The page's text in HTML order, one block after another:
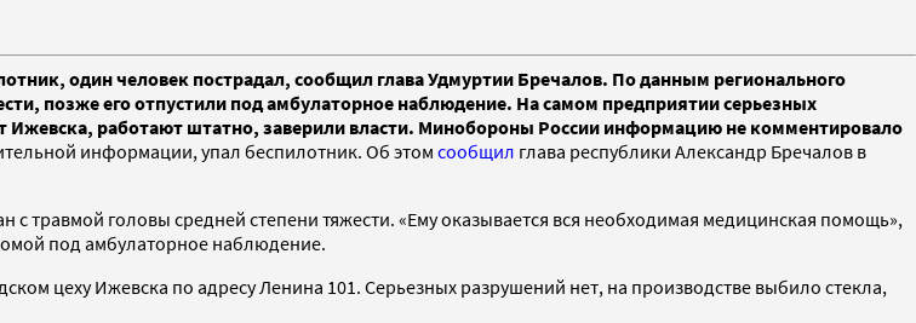
один человек пострадал, сообщил глава Удмуртии Бречалов. По данным регионального
позже его отпустили под амбулаторное наблюдение. На самом предприятии серьезных
Ижевска, работают штатно, заверили власти. Минобороны России информацию не комментировало
информации, упал беспилотник. Об этом сообщил глава республики Александр Бречалов в
с травмой головы средней степени тяжести. «Ему оказывается вся необходимая медицинская помощь»,
под амбулаторное наблюдение.
цеху Ижевска по адресу Ленина 101. Серьезных разрушений нет, на производстве выбило стекла,